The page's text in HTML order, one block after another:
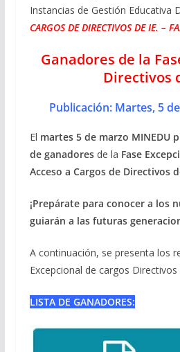
Instancias de Gestión Educativa
CARGOS DE DIRECTIVOS DE IE. –
Ganadores de la
Directivos
Publicación: Martes, 5
El martes 5 de marzo MINEDU
de ganadoresde la Fase
Acceso a Cargos de Directivos
¡Prepárate para conocer a los
guiarán a las futuras
A continuación, se presenta los
Excepcional de cargos
LISTA DE GANADORES: